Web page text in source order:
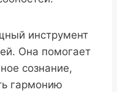
инструмент
Она помогает
сознание,
гармонию